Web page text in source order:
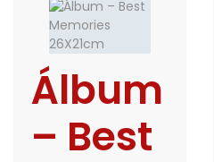
Álbum
– Best